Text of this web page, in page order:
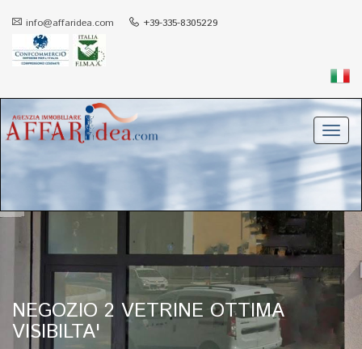
info@affaridea.com +39-335-8305229
NEGOZIO 2 VETRINE OTTIMA
VISIBILTA'